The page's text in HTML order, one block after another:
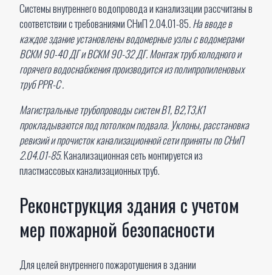
Системы внутреннего водопровода и канализации рассчитаны в
соответствии с требованиями СНиП 2.04.01-85. На вводе в
каждое здание установлены водомерные узлы с водомерами
ВСКМ 90-40 ДГ и ВСКМ 90-32 ДГ. Монтаж труб холодного и
горячего водоснабжения производится из полипропиленовых
труб PPR-C .
Магистральные трубопроводы систем В1, В2,Т3,К1
прокладываются под потолком подвала. Уклоны, расстановка
ревизий и прочисток канализационной сети приняты по СНиП
2.04.01-85. Канализационная сеть монтируется из
пластмассовых канализационных труб.
Реконструкция здания с учетом
мер пожарной безопасности
Для целей внутреннего пожаротушения в здании